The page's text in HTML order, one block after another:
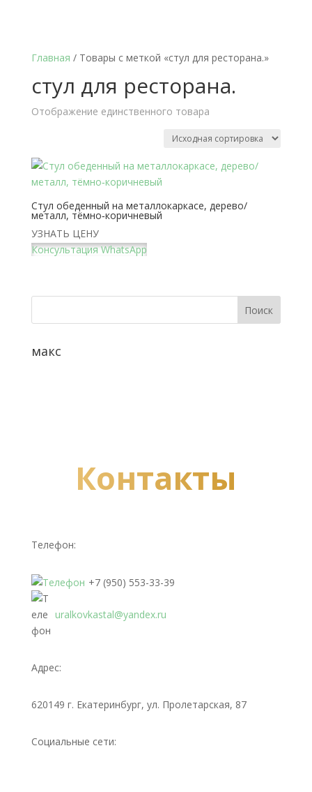
Главная / Товары с меткой «стул для ресторана.»
стул для ресторана.
Отображение единственного товара
Стул обеденный на металлокаркасе, дерево/
металл, тёмно‑коричневый
УЗНАТЬ ЦЕНУ
Консультация WhatsApp
макс
Контакты
Телефон:
+7 (950) 553-33-39
uralkovkastal@yandex.ru
Адрес:
620149 г. Екатеринбург, ул. Пролетарская, 87
Социальные сети: